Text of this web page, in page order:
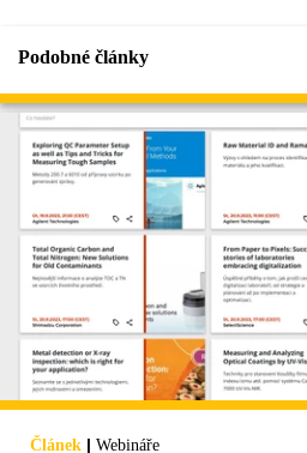
Podobné články
Článek | Webináře